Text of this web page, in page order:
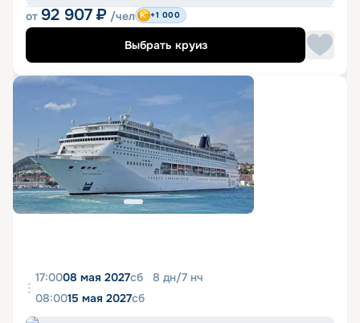
от 92 907 ₽ /чел +1 000
Выбрать круиз
17:0008 мая 2027сб 8 дн/7 нч
08:0015 мая 2027сб